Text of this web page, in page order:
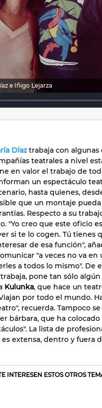
e Iñigo Lejarza
Díaztrabaja con algunas
teatrales a nivel
en valor el trabajo de
un espectáculo
hasta quienes,
que un montaje
Respecto a su
"Yo creo que este oficio
si te lo cogen. Tú tienes
de esa función",
"a veces no va en
a todos lo mismo". De
pone tan sólo
Kulunka, que hace un
por todo el mundo.
recuerda. Tampoco
bárbara, que ha
La lista de
extensa, dentro y fuera
INTERESEN ESTOS OTROS